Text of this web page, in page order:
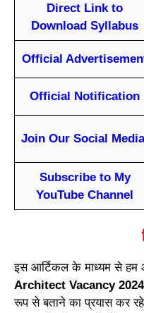
Direct Link to
Download Syllabus
Official
Official Notification
Join Our Social
Subscribe to My
YouTube Channel
इस आर्टिकल के माध्यम से हम
Architect Vacancy 2024
रूप से बताने का प्रयास कर